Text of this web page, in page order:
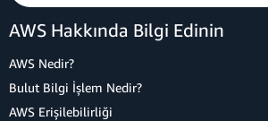
AWS Hakkında Bilgi Edinin
AWS Nedir?
Bulut Bilgi İşlem Nedir?
AWS Erişilebilirliği